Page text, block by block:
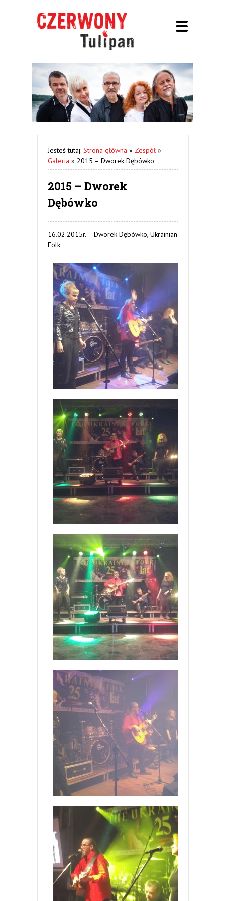
Jesteś tutaj: Strona główna » Zespół »
Galeria » 2015 – Dworek Dębówko
2015 – Dworek
Dębówko
16.02.2015r. – Dworek Dębówko, Ukrainian
Folk